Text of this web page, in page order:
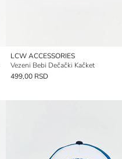
LCW ACCESSORIES
Vezeni Bebi Dečački Kačket
499,00 RSD